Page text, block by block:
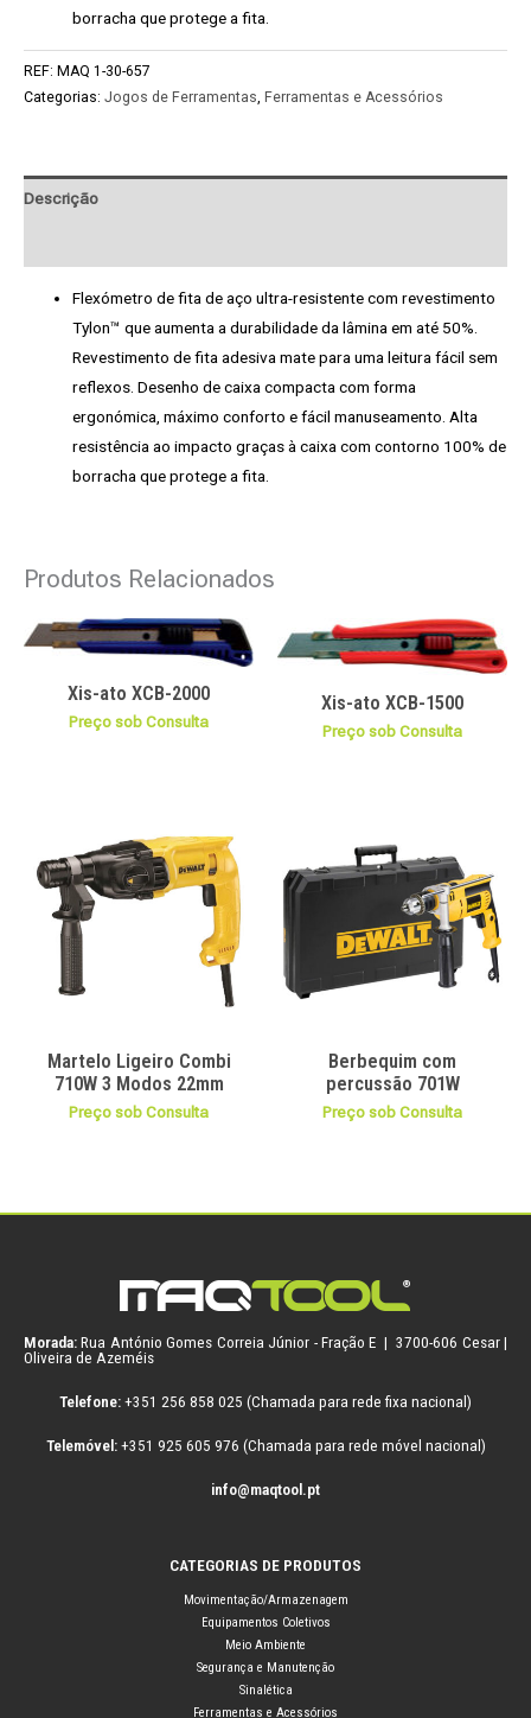
borracha que protege a fita.
REF: MAQ 1-30-657
Categorias: Jogos de Ferramentas, Ferramentas e Acessórios
Descrição
Flexómetro de fita de aço ultra-resistente com revestimento
Tylon™ que aumenta a durabilidade da lâmina em até 50%.
Revestimento de fita adesiva mate para uma leitura fácil sem
reflexos. Desenho de caixa compacta com forma
ergonómica, máximo conforto e fácil manuseamento. Alta
resistência ao impacto graças à caixa com contorno 100% de
borracha que protege a fita.
Produtos Relacionados
Xis-ato XCB-2000
Preço sob Consulta
Xis-ato XCB-1500
Preço sob Consulta
Martelo Ligeiro Combi
710W 3 Modos 22mm
Preço sob Consulta
Berbequim com
percussão 701W
Preço sob Consulta
Morada: Rua António Gomes Correia Júnior - Fração E | 3700-606 Cesar |
Oliveira de Azeméis
Telefone: +351 256 858 025 (Chamada para rede fixa nacional)
Telemóvel:+351 925 605 976 (Chamada para rede móvel nacional)
info@maqtool.pt
CATEGORIAS DE PRODUTOS
Movimentação/Armazenagem
Equipamentos Coletivos
Meio Ambiente
Segurança e Manutenção
Sinalética
Ferramentas e Acessórios